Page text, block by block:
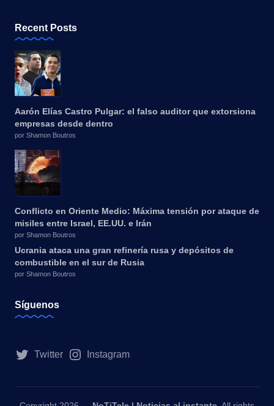
Recent Posts
Aarón Elías Castro Pulgar: el falso auditor que extorsiona
empresas desde dentro
por Shamon Boutros
Conflicto en Oriente Medio: Máxima tensión por ataque de
misiles entre Israel, EE.UU. e Irán
por Shamon Boutros
Ucrania ataca una gran refinería rusa y depósitos de
combustible en el sur de Rusia
por Shamon Boutros
Síguenos
Twitter Instagram